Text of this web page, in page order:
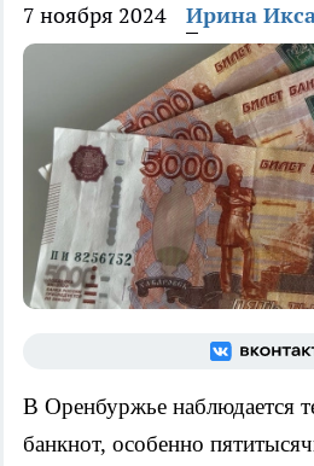
7 ноября 2024 Ирина
В Оренбуржье наблюдается
банкнот, особенно